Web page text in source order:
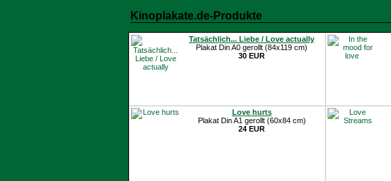
Kinoplakate.de-Produkte
Tatsächlich... Liebe / Love actually
Plakat Din A0 gerollt (84x119 cm)
30 EUR
Love hurts
Plakat Din A1 gerollt (60x84 cm)
24 EUR